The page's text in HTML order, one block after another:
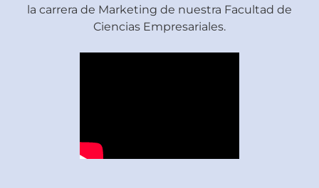
la carrera de Marketing de nuestra Facultad de
Ciencias Empresariales.